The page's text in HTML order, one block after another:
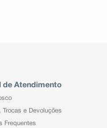
de Atendimento
Trocas e Devoluções
Frequentes